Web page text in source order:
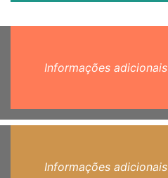
Informações adicionais
Informações adicionais